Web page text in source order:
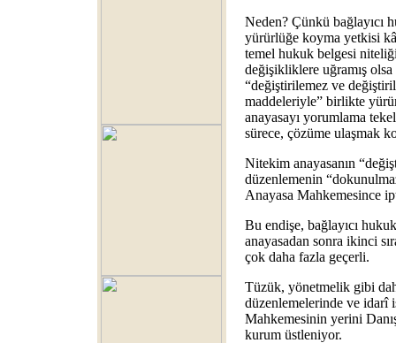
Neden? Çünkü bağlayıcı
yürürlüğe koyma yetkisi
temel hukuk belgesi
değişikliklere uğramış
“değiştirilemez ve
maddeleriyle” birlikte
anayasayı yorumlama
sürece, çözüme ulaşmak
Nitekim anayasanın
düzenlemenin
Anayasa Mahkemesince
Bu endişe, bağlayıcı
anayasadan sonra ikinci
çok daha fazla geçerli.
Tüzük, yönetmelik gibi
düzenlemelerinde ve idarî
Mahkemesinin yerini
kurum üstleniyor.